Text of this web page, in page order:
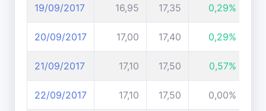
19/09/2017 16,95 17,35 0,29%
20/09/2017 17,00 17,40 0,29%
21/09/2017 17,10 17,50 0,57%
22/09/2017 17,10 17,50 0,00%